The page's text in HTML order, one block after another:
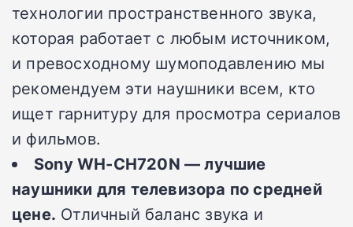
технологии пространственного звука,
которая работает с любым источником,
и превосходному шумоподавлению мы
рекомендуем эти наушники всем, кто
ищет гарнитуру для просмотра сериалов
и фильмов.
Sony WH-CH720N — лучшие
наушники для телевизора по средней
цене. Отличный баланс звука и